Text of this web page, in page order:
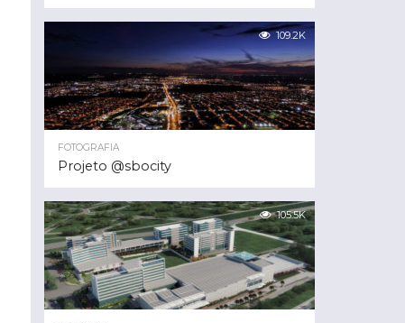
109.2K
FOTOGRAFIA
Projeto @sbocity
105.5K